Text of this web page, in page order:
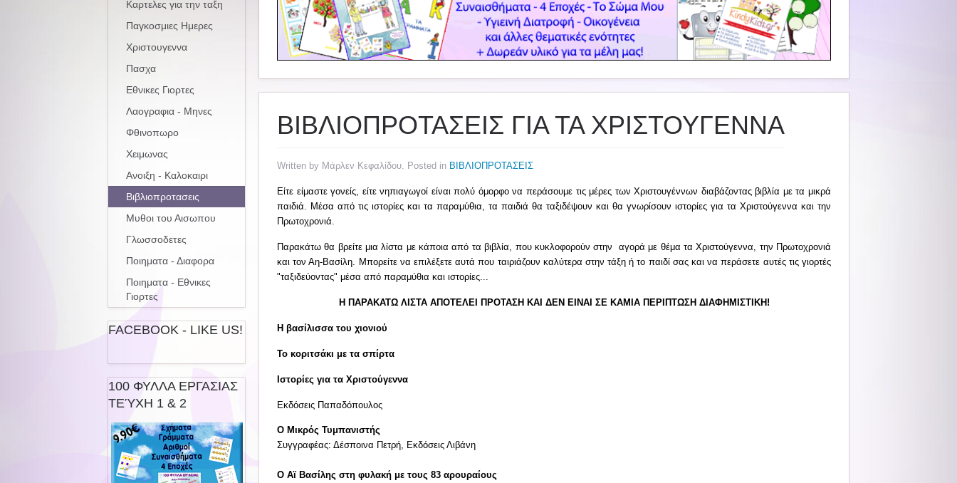
ΒΙΒΛΙΟΠΡΟΤΑΣΕΙΣ ΓΙΑ ΤΑ ΧΡΙΣΤΟΥΓΕΝΝΑ
Written by Μάρλεν Κεφαλίδου. Posted in ΒΙΒΛΙΟΠΡΟΤΑΣΕΙΣ
Είτε είμαστε γονείς, είτε νηπιαγωγοί είναι πολύ όμορφο να περάσουμε τις μέρες των Χριστουγέννων διαβάζοντας βιβλία με τα μικρά
παιδιά. Μέσα από τις ιστορίες και τα παραμύθια, τα παιδιά θα ταξιδέψουν και θα γνωρίσουν ιστορίες για τα Χριστούγεννα και την
Πρωτοχρονιά.
Παρακάτω θα βρείτε μια λίστα με κάποια από τα βιβλία, που κυκλοφορούν στην αγορά με θέμα τα Χριστούγεννα, την Πρωτοχρονιά
και τον Αη-Βασίλη. Μπορείτε να επιλέξετε αυτά που ταιριάζουν καλύτερα στην τάξη ή το παιδί σας και να περάσετε αυτές τις γιορτές
"ταξιδεύοντας" μέσα από παραμύθια και ιστορίες...
Η ΠΑΡΑΚΑΤΩ ΛΙΣΤΑ ΑΠΟΤΕΛΕΙ ΠΡΟΤΑΣΗ ΚΑΙ ΔΕΝ ΕΙΝΑΙ ΣΕ ΚΑΜΙΑ ΠΕΡΙΠΤΩΣΗ ΔΙΑΦΗΜΙΣΤΙΚΗ!
Η βασίλισσα του χιονιού
Το κοριτσάκι με τα σπίρτα
Ιστορίες για τα Χριστούγεννα
Εκδόσεις Παπαδόπουλος
Ο Μικρός Τυμπανιστής
Συγγραφέας: Δέσποινα Πετρή,
Εκδόσεις Λιβάνη
Ο Αϊ Βασίλης στη φυλακή με τους 83 αρουραίους
Καρτελες για την ταξη
Παγκοσμιες Ημερες
Χριστουγεννα
Πασχα
Εθνικες Γιορτες
Λαογραφια - Μηνες
Φθινοπωρο
Χειμωνας
Ανοιξη - Καλοκαιρι
Βιβλιοπροτασεις
Μυθοι του Αισωπου
Γλωσσοδετες
Ποιηματα - Διαφορα
Ποιηματα - Εθνικες
Γιορτες
FACEBOOK - LIKE US!
100 ΦΥΛΛΑ ΕΡΓΑΣΙΑΣ
ΤΕΎΧΗ 1 & 2